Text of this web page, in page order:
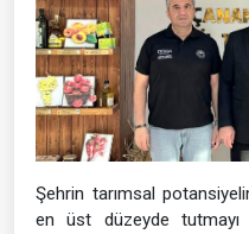
Şehrin tarımsal
en üst düzeyde tutmayı